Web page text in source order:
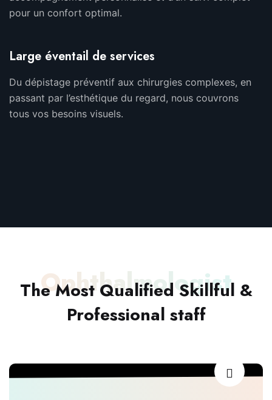
pour un confort optimal.
Large éventail de services
Du dépistage préventif aux chirurgies complexes, en
passant par l’esthétique du regard, nous couvrons
tous vos besoins visuels.
Ophthalmologist
The Most Qualified Skillful &
Professional staff